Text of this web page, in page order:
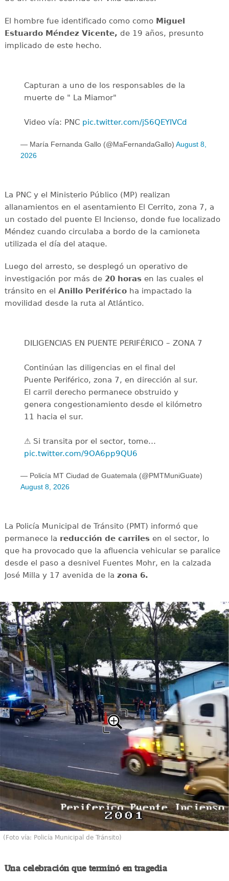
El hombre fue identificado como comoMiguel
Estuardo Méndez Vicente, de 19 años, presunto
implicado de este hecho.
Capturan a uno de los responsables de la
muerte de " La Miamor"
Video vía: PNC pic.twitter.com/jS6QEYIVCd
— María Fernanda Gallo (@MaFernandaGallo) August 8,
2026
La PNC y el Ministerio Público (MP) realizan
allanamientos en el asentamiento El Cerrito, zona 7, a
un costado del puente El Incienso, donde fue localizado
Méndez cuando circulaba a bordo de la camioneta
utilizada el día del ataque.
Luego del arresto, se desplegó un operativo de
investigación por más de 20 horasen las cuales el
tránsito en el Anillo Periféricoha impactado la
movilidad desde la ruta al Atlántico.
DILIGENCIAS EN PUENTE PERIFÉRICO – ZONA 7
Continúan las diligencias en el final del
Puente Periférico, zona 7, en dirección al sur.
El carril derecho permanece obstruido y
genera congestionamiento desde el kilómetro
11 hacia el sur.
⚠️ Si transita por el sector, tome…
pic.twitter.com/9OA6pp9QU6
— Policía MT Ciudad de Guatemala (@PMTMuniGuate)
August 8, 2026
La Policía Municipal de Tránsito (PMT) informó que
permanece la reducción de carrilesen el sector, lo
que ha provocado que la afluencia vehicular se paralice
desde el paso a desnivel Fuentes Mohr, en la calzada
José Milla y 17 avenida de la zona 6.
(Foto vía: Policía Municipal de Tránsito)
Una celebración que terminó en tragedia